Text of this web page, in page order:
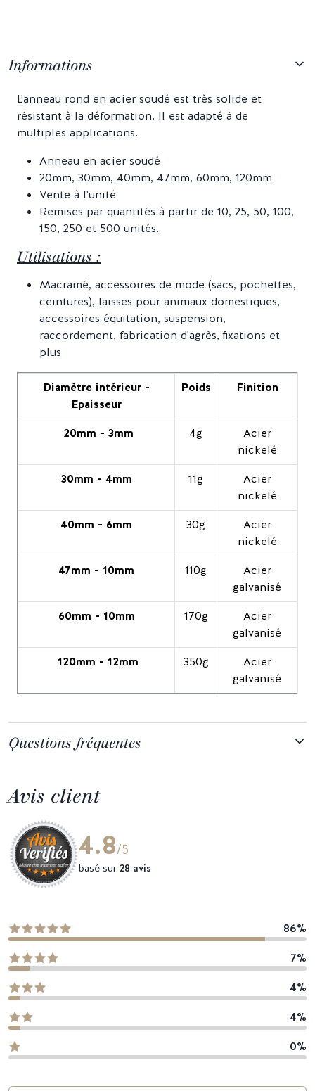
Informations
L'anneau rond en acier soudé est très solide et
résistant à la déformation. Il est adapté à de
multiples applications.
Anneau en acier soudé
20mm, 30mm, 40mm, 47mm, 60mm, 120mm
Vente à l'unité
Remises par quantités à partir de 10, 25, 50, 100,
150, 250 et 500 unités.
Utilisations :
Macramé, accessoires de mode (sacs, pochettes,
ceintures), laisses pour animaux domestiques,
accessoires équitation, suspension,
raccordement, fabrication d'agrès, fixations et
plus
Diamètre intérieur -
Epaisseur
Poids Finition
20mm - 3mm 4g
Acier
nickelé
30mm - 4mm
11g
Acier
nickelé
40mm - 6mm
30g
Acier
nickelé
47mm - 10mm
110g
Acier
galvanisé
60mm - 10mm
170g
Acier
galvanisé
120mm - 12mm
350g
Acier
galvanisé
Questions fréquentes
Avis client
4.8/5
basé sur 28 avis
86%
7%
4%
4%
0%